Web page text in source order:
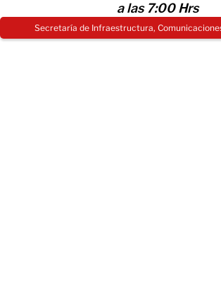
a las 7:00 Hrs
Secretaría de Infraestructura,